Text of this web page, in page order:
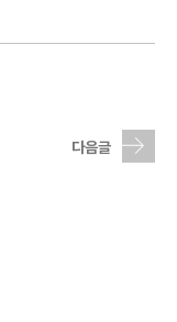
다음글